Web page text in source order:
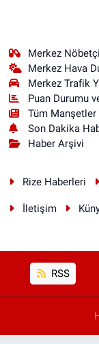
Merkez
Merkez Hava
Merkez Trafik
Puan Durumu
Tüm Manşetler
Son Dakika
Haber Arşivi
Rize Haberleri
İletişim
RSS